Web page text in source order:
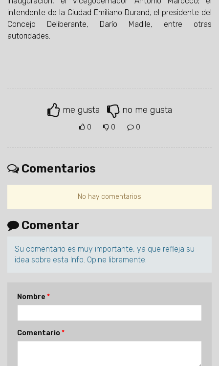
intendente de la Ciudad Emiliano Durand; el presidente del
Concejo Deliberante, Darío Madile, entre otras
autoridades.
me gusta no me gusta
0 0 0
Comentarios
No hay comentarios
Comentar
Su comentario es muy importante, ya que refleja su
idea sobre esta Info. Opine libremente.
Nombre
Comentario